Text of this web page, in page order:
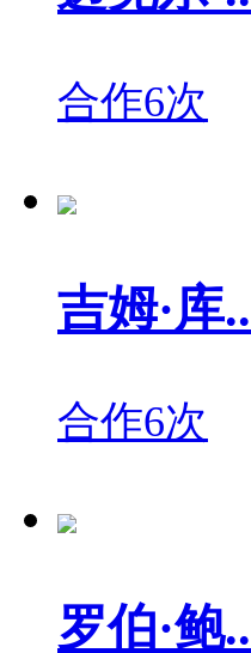
合作6次
吉姆·库
合作6次
罗伯·鲍